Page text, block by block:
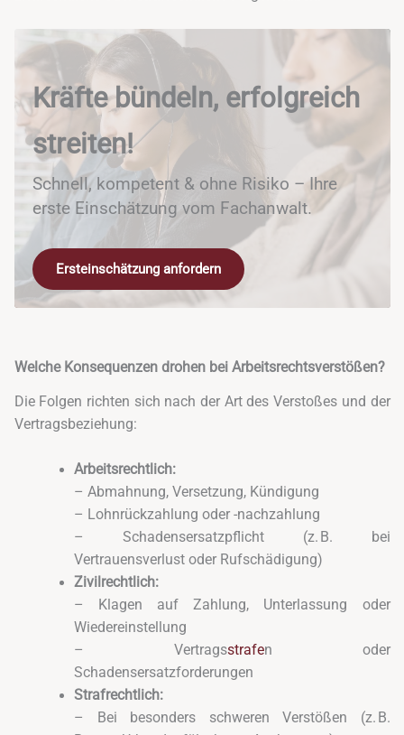
Kräfte bündeln, erfolgreich
streiten!
Schnell, kompetent & ohne Risiko – Ihre
erste Einschätzung vom Fachanwalt.
Ersteinschätzung anfordern
Welche Konsequenzen drohen bei Arbeitsrechtsverstößen?
Die Folgen richten sich nach der Art des Verstoßes und der
Vertragsbeziehung:
Arbeitsrechtlich:
– Abmahnung, Versetzung, Kündigung
– Lohnrückzahlung oder -nachzahlung
– Schadensersatzpflicht (z. B. bei
Vertrauensverlust oder Rufschädigung)
Zivilrechtlich:
– Klagen auf Zahlung, Unterlassung oder
Wiedereinstellung
– Vertragsstrafen oder
Schadensersatzforderungen
Strafrechtlich:
– Bei besonders schweren Verstößen (z. B.